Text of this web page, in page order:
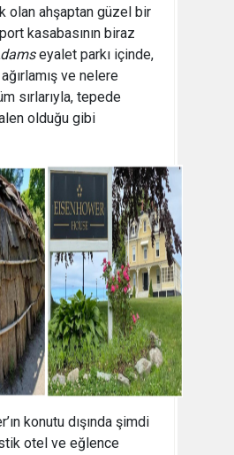
olan ahşaptan güzel bir
kasabasının biraz
eyalet parkı içinde,
ve nelere
sırlarıyla, tepede
olduğu gibi
konutu dışında şimdi
otel ve eğlence